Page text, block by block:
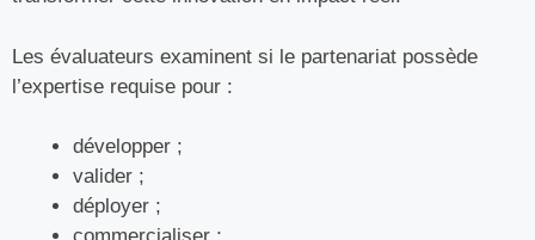
Les évaluateurs examinent si le partenariat possède
l’expertise requise pour :
développer ;
valider ;
déployer ;